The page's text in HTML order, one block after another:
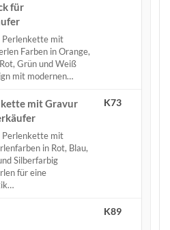
für
Perlenkette mit
Farben in Orange,
Grün und Weiß
mit modernen…
mit Gravur
mit
in Rot, Blau,
Silberfarbig
für eine
K73
K89